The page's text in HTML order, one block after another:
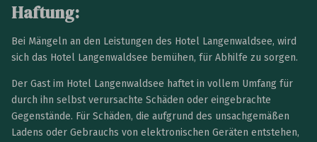
Haftung:
Bei Mängeln an den Leistungen des Hotel Langenwaldsee, wird
sich das Hotel Langenwaldsee bemühen, für Abhilfe zu sorgen.
Der Gast im Hotel Langenwaldsee haftet in vollem Umfang für
durch ihn selbst verursachte Schäden oder eingebrachte
Gegenstände. Für Schäden, die aufgrund des unsachgemäßen
Ladens oder Gebrauchs von elektronischen Geräten entstehen,